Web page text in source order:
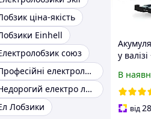
ціна-якість
Einhell
союз
Професійні електролобзики
Недорогий електро лобзик
Лобзики
у
/В
від